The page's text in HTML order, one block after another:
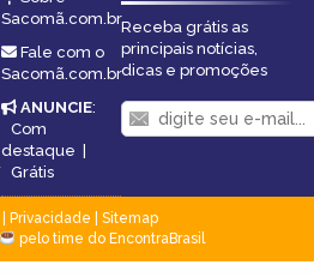
Sacomã.com.br
Fale com o
Sacomã.com.br
ANUNCIE:
Com
destaque |
Grátis
Receba grátis as
principais notícias,
dicas e promoções
Privacidade
Sitemap
pelo time do EncontraBrasil